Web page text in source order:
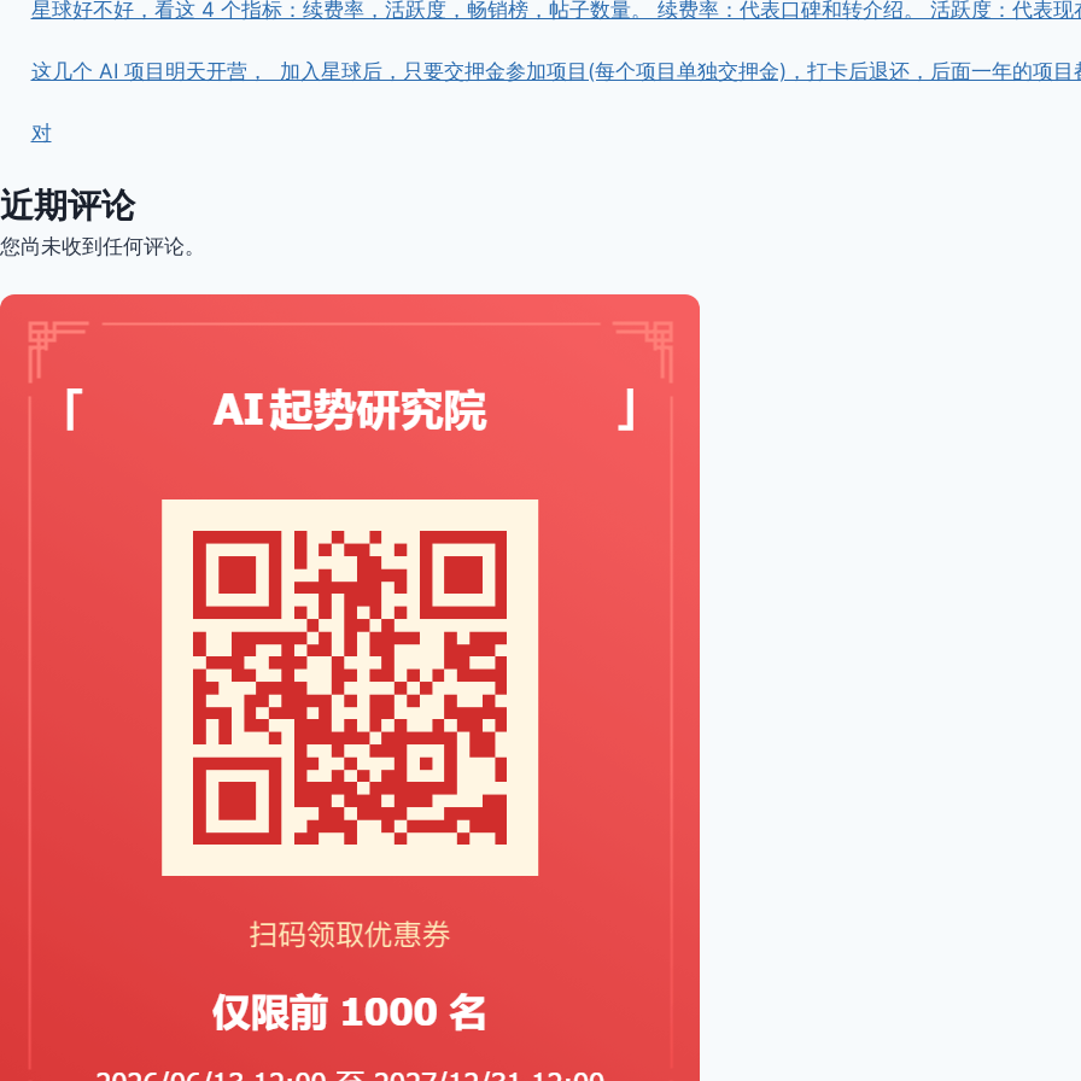
星球好不好，看这 4 个指标：续费率，活跃度，畅销榜，帖子数量。 续费率：代表口碑和转介绍。 活跃度：代表现
这几个 AI 项目明天开营， ​ ​加入星球后，只要交押金参加项目(每个项目单独交押金)，打卡后退还，后面一年的项目
对
近期评论
您尚未收到任何评论。